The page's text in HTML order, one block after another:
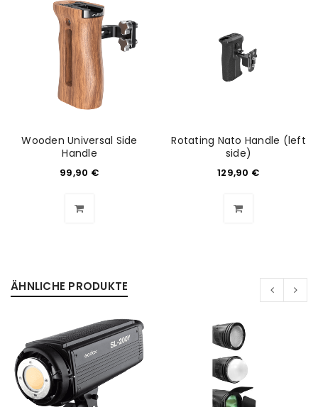
Passwort *
Wooden Universal Side
Handle
99,90 €
Rotating Nato Handle (left
side)
129,90 €
ÄHNLICHE PRODUKTE